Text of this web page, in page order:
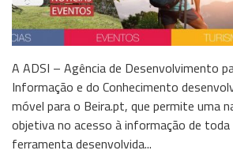
A ADSI – Agência de Desenvolvimento
Informação e do Conhecimento
móvel para o Beira.pt, que permite uma
objetiva no acesso à informação de toda
ferramenta desenvolvida...